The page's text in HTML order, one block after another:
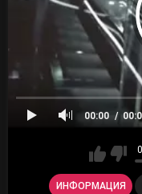
00:00
ИНФОРМАЦИЯ